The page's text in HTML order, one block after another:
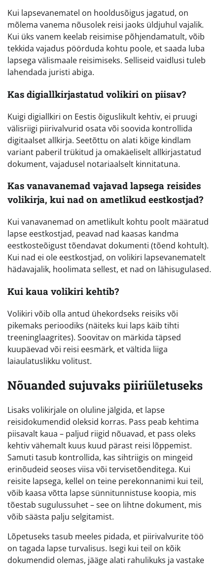
Kui lapsevanematel on hooldusõigus jagatud, on
mõlema vanema nõusolek reisi jaoks üldjuhul vajalik.
Kui üks vanem keelab reisimise põhjendamatult, võib
tekkida vajadus pöörduda kohtu poole, et saada luba
lapsega välismaale reisimiseks. Selliseid vaidlusi tuleb
lahendada juristi abiga.
Kas digiallkirjastatud volikiri on piisav?
Kuigi digiallkiri on Eestis õiguslikult kehtiv, ei pruugi
välisriigi piirivalvurid osata või soovida kontrollida
digitaalset allkirja. Seetõttu on alati kõige kindlam
variant paberil trükitud ja omakäeliselt allkirjastatud
dokument, vajadusel notariaalselt kinnitatuna.
Kas vanavanemad vajavad lapsega reisides
volikirja, kui nad on ametlikud eestkostjad?
Kui vanavanemad on ametlikult kohtu poolt määratud
lapse eestkostjad, peavad nad kaasas kandma
eestkosteõigust tõendavat dokumenti (tõend kohtult).
Kui nad ei ole eestkostjad, on volikiri lapsevanematelt
hädavajalik, hoolimata sellest, et nad on lähisugulased.
Kui kaua volikiri kehtib?
Volikiri võib olla antud ühekordseks reisiks või
pikemaks perioodiks (näiteks kui laps käib tihti
treeninglaagrites). Soovitav on märkida täpsed
kuupäevad või reisi eesmärk, et vältida liiga
laiaulatuslikku volitust.
Nõuanded sujuvaks piiriületuseks
Lisaks volikirjale on oluline jälgida, et lapse
reisidokumendid oleksid korras. Pass peab kehtima
piisavalt kaua – paljud riigid nõuavad, et pass oleks
kehtiv vähemalt kuus kuud pärast reisi lõppemist.
Samuti tasub kontrollida, kas sihtriigis on mingeid
erinõudeid seoses viisa või tervisetõenditega. Kui
reisite lapsega, kellel on teine perekonnanimi kui teil,
võib kaasa võtta lapse sünnitunnistuse koopia, mis
tõestab sugulussuhet – see on lihtne dokument, mis
võib säästa palju selgitamist.
Lõpetuseks tasub meeles pidada, et piirivalvurite töö
on tagada lapse turvalisus. Isegi kui teil on kõik
dokumendid olemas, jääge alati rahulikuks ja vastake